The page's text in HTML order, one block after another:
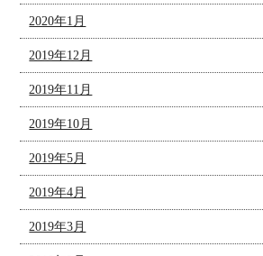
2020年1月
2019年12月
2019年11月
2019年10月
2019年5月
2019年4月
2019年3月